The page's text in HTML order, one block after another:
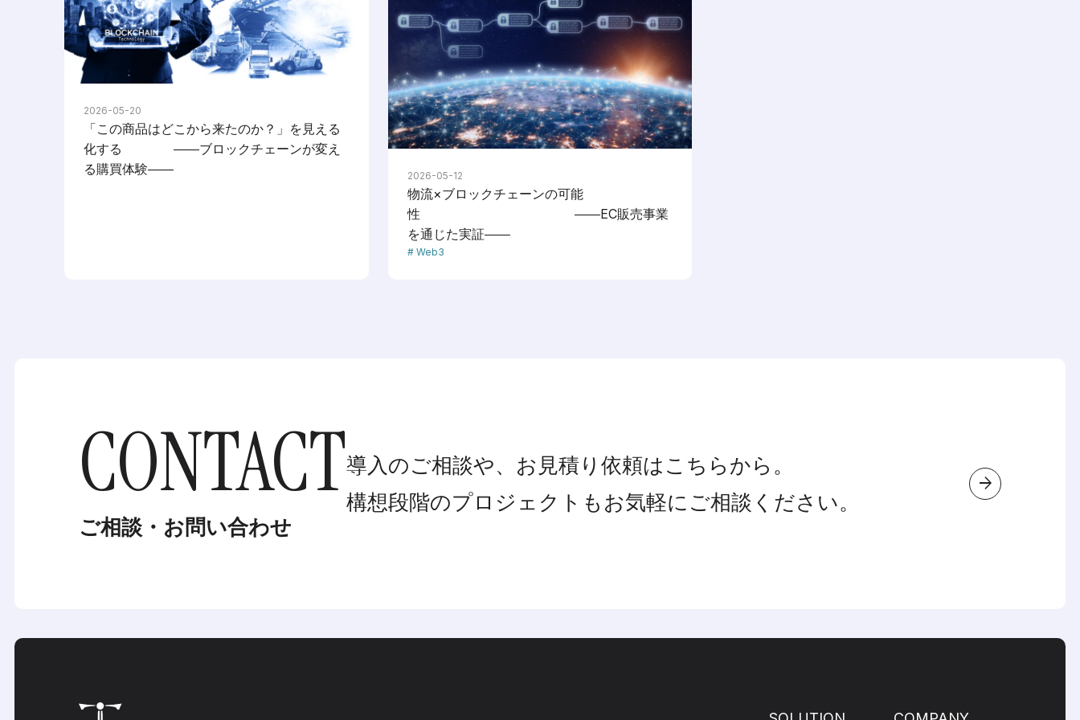
2026-05-20
「この商品はどこから来たのか？」を見える
化する ――ブロックチェーンが変え
る購買体験――
2026-05-12
物流×ブロックチェーンの可能
性 ――EC販売事業
を通じた実証――
Web3
CONTACT
ご相談・お問い合わせ
導入のご相談や、お見積り依頼はこちらから。
構想段階のプロジェクトもお気軽にご相談ください。
arrow_forward